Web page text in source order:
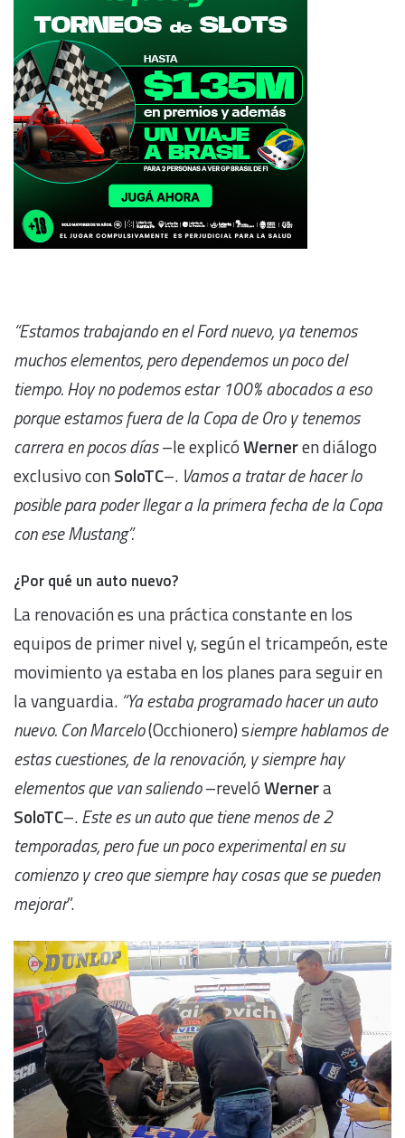
“Estamos trabajando en el Ford nuevo, ya tenemos
muchos elementos, pero dependemos un poco del
tiempo. Hoy no podemos estar 100% abocados a eso
porque estamos fuera de la Copa de Oro y tenemos
carrera en pocos días–le explicóWerneren diálogo
exclusivo conSoloTC–. Vamos a tratar de hacer lo
posible para poder llegar a la primera fecha de la Copa
con ese Mustang”.
¿Por qué un auto nuevo?
La renovación es una práctica constante en los
equipos de primer nivel y, según el tricampeón, este
movimiento ya estaba en los planes para seguir en
la vanguardia. “Ya estaba programado hacer un auto
nuevo. Con Marcelo(Occhionero) siempre hablamos de
estas cuestiones, de la renovación, y siempre hay
elementos que van saliendo–revelóWernera
SoloTC–.Este es un auto que tiene menos de 2
temporadas, pero fue un poco experimental en su
comienzo y creo que siempre hay cosas que se pueden
mejorar”.